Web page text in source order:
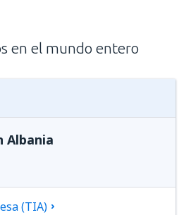
en el mundo entero
Albania
(TIA)